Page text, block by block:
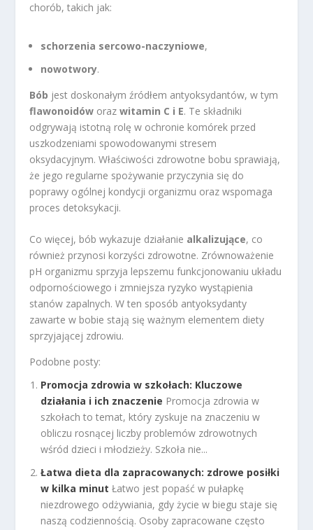
chorób, takich jak:
schorzenia sercowo-naczyniowe,
nowotwory.
Bób jest doskonałym źródłem antyoksydantów, w tym
flawonoidów orazwitamin C i E. Te składniki
odgrywają istotną rolę w ochronie komórek przed
uszkodzeniami spowodowanymi stresem
oksydacyjnym. Właściwości zdrowotne bobu sprawiają,
że jego regularne spożywanie przyczynia się do
poprawy ogólnej kondycji organizmu oraz wspomaga
proces detoksykacji.
Co więcej, bób wykazuje działanie alkalizujące, co
również przynosi korzyści zdrowotne. Zrównoważenie
pH organizmu sprzyja lepszemu funkcjonowaniu układu
odpornościowego i zmniejsza ryzyko wystąpienia
stanów zapalnych. W ten sposób antyoksydanty
zawarte w bobie stają się ważnym elementem diety
sprzyjającej zdrowiu.
Podobne posty:
Promocja zdrowia w szkołach: Kluczowe
działania i ich znaczenie Promocja zdrowia w
szkołach to temat, który zyskuje na znaczeniu w
obliczu rosnącej liczby problemów zdrowotnych
wśród dzieci i młodzieży. Szkoła nie...
Łatwa dieta dla zapracowanych: zdrowe posiłki
w kilka minut Łatwo jest popaść w pułapkę
niezdrowego odżywiania, gdy życie w biegu staje się
naszą codziennością. Osoby zapracowane często